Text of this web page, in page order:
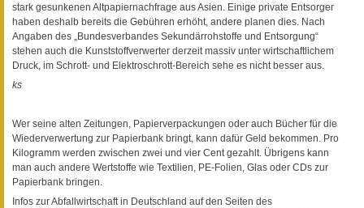
stark gesunkenen Altpapiernachfrage aus Asien. Einige private Entsorger
haben deshalb bereits die Gebühren erhöht, andere planen dies. Nach
Angaben des „Bundesverbandes Sekundärrohstoffe und Entsorgung“
stehen auch die Kunststoffverwerter derzeit massiv unter wirtschaftlichem
Druck, im Schrott- und Elektroschrott-Bereich sehe es nicht besser aus.
ks
Wer seine alten Zeitungen, Papierverpackungen oder auch Bücher für die
Wiederverwertung zur Papierbank bringt, kann dafür Geld bekommen. Pro
Kilogramm werden zwischen zwei und vier Cent gezahlt. Übrigens kann
man auch andere Wertstoffe wie Textilien, PE-Folien, Glas oder CDs zur
Papierbank bringen.
Infos zur Abfallwirtschaft in Deutschland auf den Seiten des